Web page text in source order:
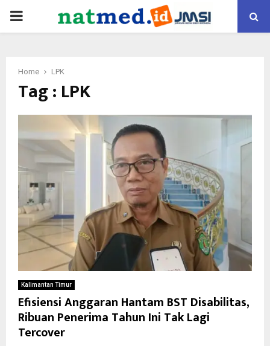
PRIMARY
Home LPK
Tag : LPK
Kalimantan Timur
Efisiensi Anggaran Hantam BST Disabilitas,
Ribuan Penerima Tahun Ini Tak Lagi
Tercover